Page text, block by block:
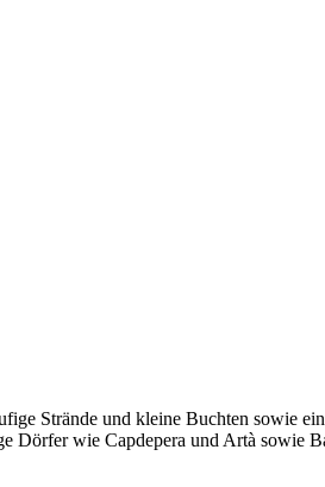
Strände und kleine Buchten sowie
Dörfer wie Capdepera und Artà sowie